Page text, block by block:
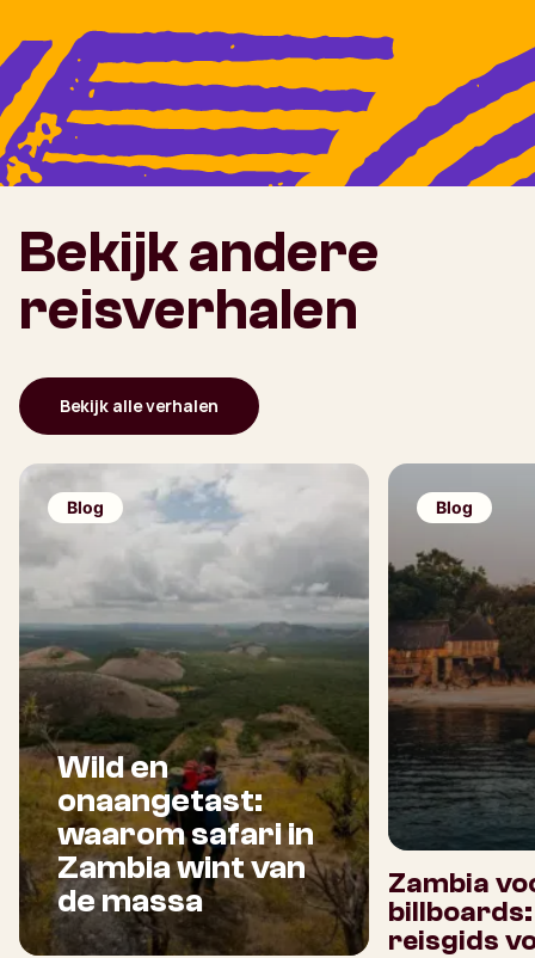
Bekijk andere
reisverhalen
Bekijk alle verhalen
Blog
Wild en
onaangetast:
waarom safari in
Zambia wint van
de massa
Blog
Zambia
reisgids